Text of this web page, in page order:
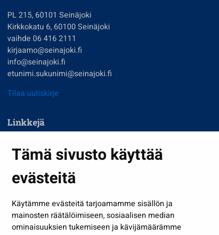
Tämä sivusto käyttää
evästeitä
Käytämme evästeitä tarjoamamme sisällön ja
mainosten räätälöimiseen, sosiaalisen median
ominaisuuksien tukemiseen ja kävijämäärämme
PL 215, 60101 Seinäjoki
Kirkkokatu 6, 60100 Seinäjoki
vaihde 06 416 2111
kirjaamo@seinajoki.fi
info@seinajoki.fi
etunimi.sukunimi@seinajoki.fi
Tilaa uutiskirje
Linkkejä
Kasvatus ja opetus
Kulttuuri ja liikunta
Työ ja yrittäminen
Osallistu ja asioi